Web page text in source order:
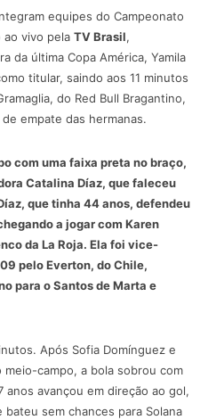
equipes do Campeonato
ao vivo pela TV Brasil,
da última Copa América, Yamila
titular, saindo aos 11 minutos
do Red Bull Bragantino,
empate das hermanas.
com uma faixa preta no braço,
Catalina Díaz, que faleceu
que tinha 44 anos, defendeu
a jogar com Karen
da La Roja. Ela foi vice-
pelo Everton, do Chile,
para o Santos de Marta e
Após Sofia Domínguez e
campo, a bola sobrou com
anos avançou em direção ao gol,
sem chances para Solana